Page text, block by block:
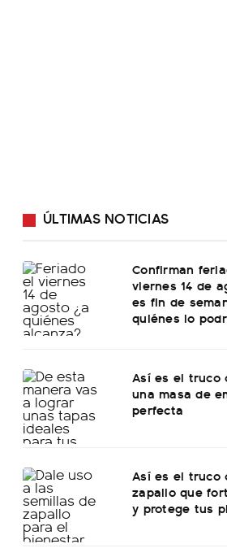
ÚLTIMAS NOTICIAS
Confirman
viernes 14 de
es fin de
quiénes lo
Así es el truco
una masa de
perfecta
Así es el truco
zapallo que
y protege tus